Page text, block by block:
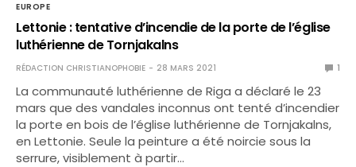
EUROPE
Lettonie : tentative d’incendie de la porte de l’église
luthérienne de Tornjakalns
RÉDACTION CHRISTIANOPHOBIE 28 MARS 2021 1
La communauté luthérienne de Riga a déclaré le 23
mars que des vandales inconnus ont tenté d’incendier
la porte en bois de l’église luthérienne de Tornjakalns,
en Lettonie. Seule la peinture a été noircie sous la
serrure, visiblement à partir…